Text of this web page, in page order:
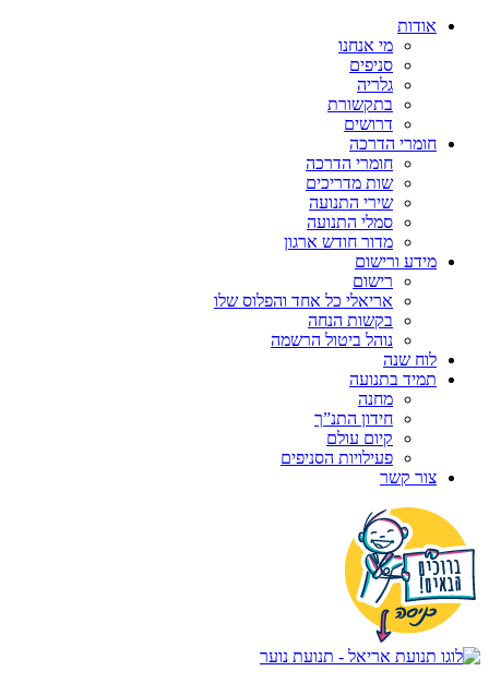
אודות
מי אנחנו
סניפים
גלריה
בתקשורת
דרושים
חומרי הדרכה
חומרי הדרכה
שות מדריכים
שירי התנועה
סמלי התנועה
מדור חודש ארגון
מידע ורישום
רישום
אריאלי כל אחד והפלוס שלו
בקשות הנחה
נוהל ביטול הרשמה
לוח שנה
תמיד בתנועה
מחנה
חידון התנ”ך
קיום עולם
פעילויות הסניפים
צור קשר